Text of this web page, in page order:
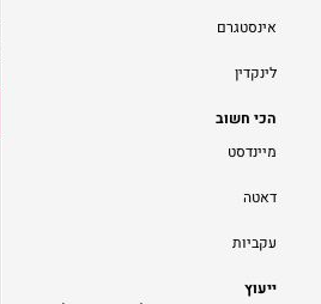
אינסטגרם
לינקדין
הכי חשוב
מיינדסט
דאטה
עקביות
ייעוץ